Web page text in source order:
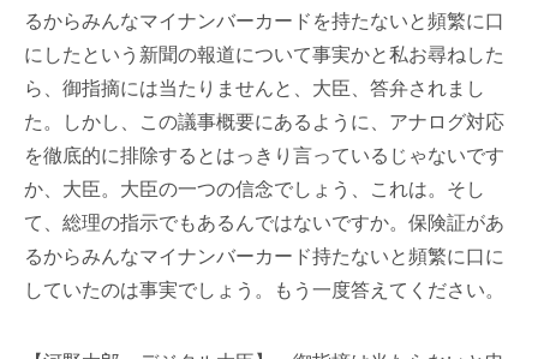
るからみんなマイナンバーカードを持たないと頻繁に口
にしたという新聞の報道について事実かと私お尋ねした
ら、御指摘には当たりませんと、大臣、答弁されまし
た。しかし、この議事概要にあるように、アナログ対応
を徹底的に排除するとはっきり言っているじゃないです
か、大臣。大臣の一つの信念でしょう、これは。そし
て、総理の指示でもあるんではないですか。保険証があ
るからみんなマイナンバーカード持たないと頻繁に口に
していたのは事実でしょう。もう一度答えてください。